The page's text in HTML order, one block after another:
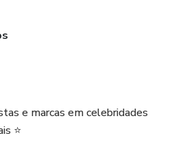
poderá começar a produzir
primeiros contratos. Muitas
e marcas em celebridades
⭐